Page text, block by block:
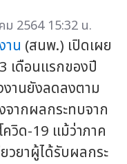
2564 15:32 น.
าน (สนพ.) เปิดเผย
เดือนแรกของปี
านยังลดลงตาม
จากผลกระทบจาก
ควิด-19 แม้ว่าภาค
วยาผู้ได้รับผลกระ